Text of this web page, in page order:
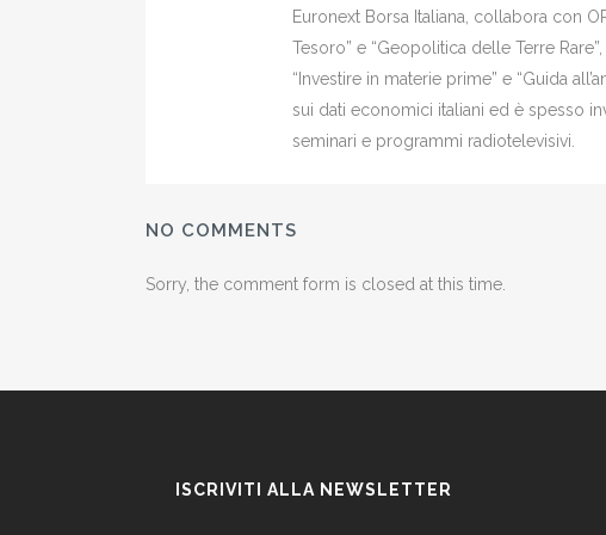
Euronext Borsa Italiana, collabora con
Tesoro” e “Geopolitica delle Terre
“Investire in materie prime” e “Guida
sui dati economici italiani ed è spesso
seminari e programmi radiotelevisivi.
NO COMMENTS
Sorry, the comment form is closed at this time.
ISCRIVITI ALLA NEWSLETTER